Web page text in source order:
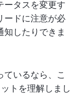
ータスを変更す
ードに注意が必
したりできま
いるなら、こ
トを理解しまし